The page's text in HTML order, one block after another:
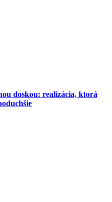
doskou: realizácia, ktorá